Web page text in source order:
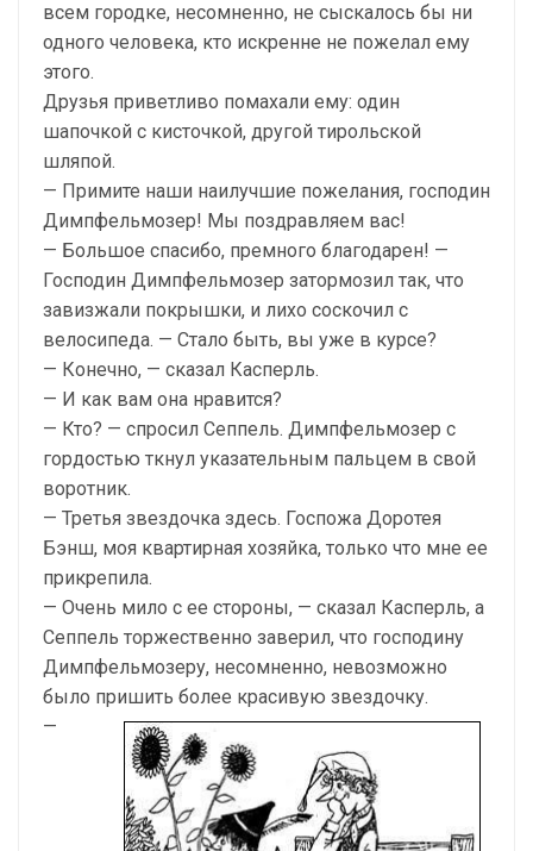
всем городке, несомненно, не сыскалось бы ни
одного человека, кто искренне не пожелал ему
этого.
Друзья приветливо помахали ему: один
шапочкой с кисточкой, другой тирольской
шляпой.
— Примите наши наилучшие пожелания, господин
Димпфельмозер! Мы поздравляем вас!
— Большое спасибо, премного благодарен! —
Господин Димпфельмозер затормозил так, что
завизжали покрышки, и лихо соскочил с
велосипеда. — Стало быть, вы уже в курсе?
— Конечно, — сказал Касперль.
— И как вам она нравится?
— Кто? — спросил Сеппель. Димпфельмозер с
гордостью ткнул указательным пальцем в свой
воротник.
— Третья звездочка здесь. Госпожа Доротея
Бэнш, моя квартирная хозяйка, только что мне ее
прикрепила.
— Очень мило с ее стороны, — сказал Касперль, а
Сеппель торжественно заверил, что господину
Димпфельмозеру, несомненно, невозможно
было пришить более красивую звездочку.
—